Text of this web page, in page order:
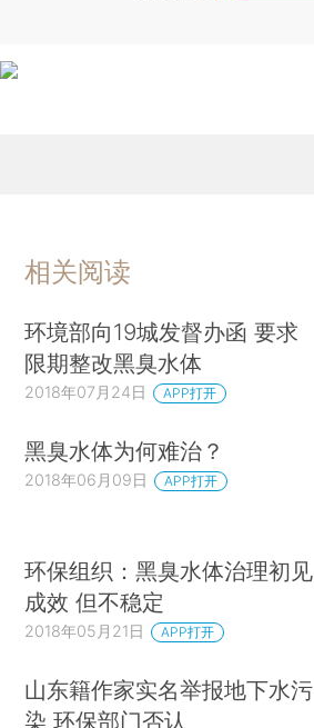
相关阅读
环境部向19城发督办函 要求
限期整改黑臭水体
2018年07月24日 APP打开
黑臭水体为何难治？
2018年06月09日 APP打开
环保组织：黑臭水体治理初见
成效 但不稳定
2018年05月21日 APP打开
山东籍作家实名举报地下水污
染 环保部门否认